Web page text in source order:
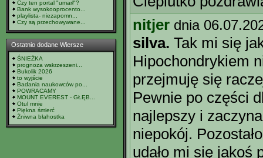
Czy ten portal "umarł"?
Bank wysokooprocento...
playlista- niezapomn...
Czy są przechowywane...
Ostatnio dodane Wiersze
ŚNIEŻKA
prognoza wskrzeszeni...
Bukolik 2026
to wyjście
Badania naukowców po...
POWRACAMY
MOUNT EVEREST - GŁĘB...
Otul mnie
Piękna śmierć
Żniwna błahostka
nitjer dnia
silva. Tak mi się
Hipochondrykiem
przejmuję się
Pewnie po części
najlepszy i
niepokój.
udało mi się jakoś